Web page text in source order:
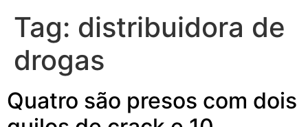
Tag: distribuidora de
drogas
Quatro são presos com dois